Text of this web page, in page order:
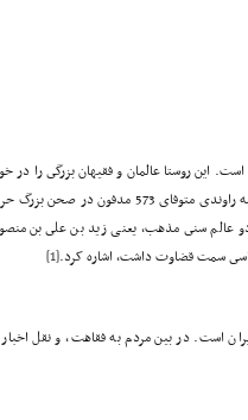
این روستا عالمان و فقیهان بزرگى را در
پرورده که از آنان مى توان به دو عالم پُرآوازه شیعى، قطب الدین ابوالحسین سعید بن هبة الله راوندى متوفاى 573 مدفون در
عالم سنى مذهب، یعنی زید بن على بن
[1]
است. در بین مردم به فقاهت، و نقل